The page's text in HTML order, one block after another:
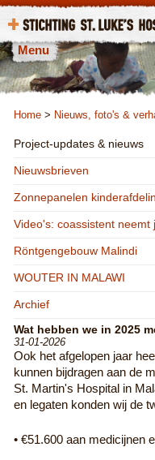
Menu
Home > Nieuws, foto's &
Project-updates & nieuws
Nieuwsbrieven
Zonnepanelen
Video's: coassistent neemt
Röntgengebouw Malindi
WOUTER IN MALAWI
Archief
Wat hebben we in 2025
31-01-2026
Ook het afgelopen jaar
kunnen bijdragen aan de
St. Martin's Hospital in
en legaten konden wij de
• €51.600 aan medicijnen